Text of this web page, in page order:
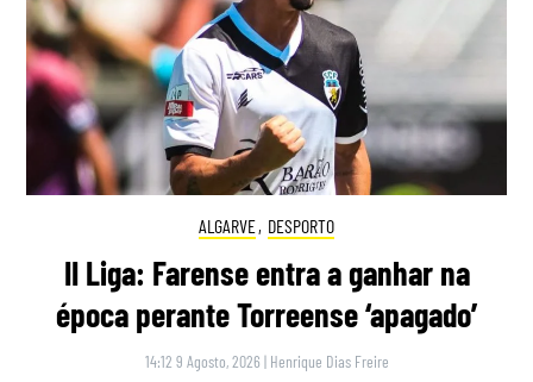
ALGARVE, DESPORTO
II Liga: Farense entra a ganhar na
época perante Torreense ‘apagado’
14:12 9 Agosto, 2026 | Henrique Dias Freire